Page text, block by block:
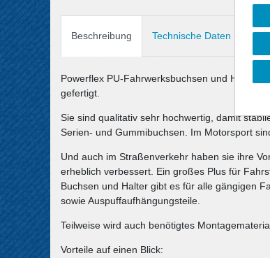
Beschreibung Technische Daten
Powerflex PU-Fahrwerksbuchsen und
gefertigt.
Sie sind qualitativ sehr hochwertig, damit
Serien- und Gummibuchsen. Im Motorsport
Und auch im Straßenverkehr haben sie ihre
erheblich verbessert. Ein großes Plus für
Buchsen und Halter gibt es für alle gängigen
sowie Auspuffaufhängungsteile.
Teilweise wird auch benötigtes
Vorteile auf einen Blick: